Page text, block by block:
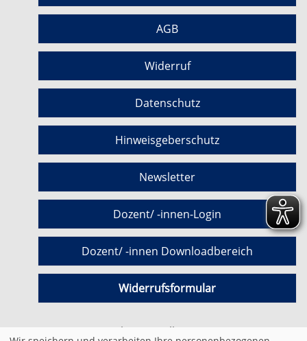
AGB
Widerruf
Datenschutz
Hinweisgeberschutz
Newsletter
Dozent/ -innen-Login
Dozent/ -innen Downloadbereich
Widerrufsformular
Cookie Einstellungen